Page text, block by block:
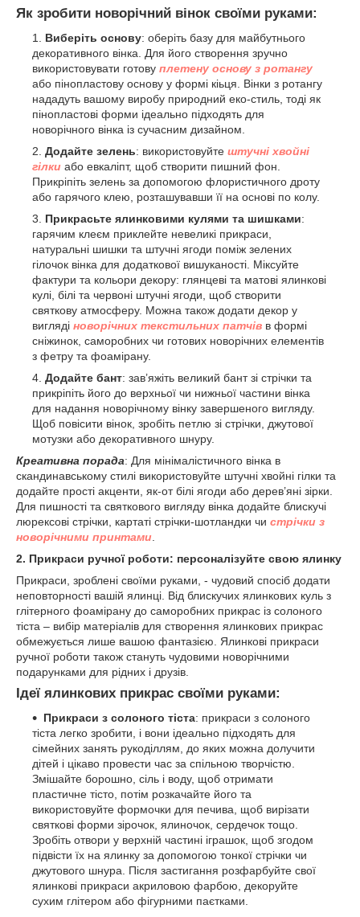
Як зробити новорічний вінок своїми руками:
Виберіть основу: оберіть базу для майбутнього
декоративного вінка. Для його створення зручно
використовувати готову плетену основу з ротангу
або пінопластову основу у формі кіьця. Вінки з ротангу
нададуть вашому виробу природний еко-стиль, тоді як
пінопластові форми ідеально підходять для
новорічного вінка із сучасним дизайном.
Додайте зелень: використовуйте штучні хвойні
гілки або евкаліпт, щоб створити пишний фон.
Прикріпіть зелень за допомогою флористичного дроту
або гарячого клею, розташувавши її на основі по колу.
Прикрасьте ялинковими кулями та шишками:
гарячим клеєм приклейте невеликі прикраси,
натуральні шишки та штучні ягоди поміж зелених
гілочок вінка для додаткової вишуканості. Міксуйте
фактури та кольори декору: глянцеві та матові ялинкові
кулі, білі та червоні штучні ягоди, щоб створити
святкову атмосферу. Можна також додати декор у
вигляді новорічних текстильних патчів в формі
сніжинок, саморобних чи готових новорічних елементів
з фетру та фоамірану.
Додайте бант: зав’яжіть великий бант зі стрічки та
прикріпіть його до верхньої чи нижньої частини вінка
для надання новорічному вінку завершеного вигляду.
Щоб повісити вінок, зробіть петлю зі стрічки, джутової
мотузки або декоративного шнуру.
Креативна порада: Для мінімалістичного вінка в
скандинавському стилі використовуйте штучні хвойні гілки та
додайте прості акценти, як-от білі ягоди або дерев’яні зірки.
Для пишності та святкового вигляду вінка додайте блискучі
люрексові стрічки, картаті стрічки-шотландки чи стрічки з
новорічними принтами
2. Прикраси ручної роботи: персоналізуйте свою ялинку
Прикраси, зроблені своїми руками, - чудовий спосіб додати
неповторності вашій ялинці. Від блискучих ялинкових куль з
глітерного фоамірану до саморобних прикрас із солоного
тіста – вибір матеріалів для створення ялинкових прикрас
обмежується лише вашою фантазією. Ялинкові прикраси
ручної роботи також стануть чудовими новорічними
подарунками для рідних і друзів.
Ідеї ​​ ялинкових прикрас своїми руками:
Прикраси з солоного тіста: прикраси з солоного
тіста легко зробити, і вони ідеально підходять для
сімейних занять рукоділлям, до яких можна долучити
дітей і цікаво провести час за спільною творчістю.
Змішайте борошно, сіль і воду, щоб отримати
пластичне тісто, потім розкачайте його та
використовуйте формочки для печива, щоб вирізати
святкові форми зірочок, ялиночок, сердечок тощо.
Зробіть отвори у верхній частині іграшок, щоб згодом
підвісти їх на ялинку за допомогою тонкої стрічки чи
джутового шнура. Після застигання розфарбуйте свої
ялинкові прикраси акриловою фарбою, декоруйте
сухим глітером або фігурними паєтками.